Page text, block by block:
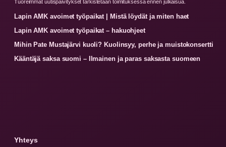
Tuoreimmat uutispaivitykset tarkistetaan toimituksessa ennen julkaisua.
Lapin AMK avoimet työpaikat | Mistä löydät ja miten haet
Lapin AMK avoimet työpaikat – hakuohjeet
Mihin Pate Mustajärvi kuoli? Kuolinsyy, perhe ja muistokonsertti
Kääntäjä saksa suomi – Ilmainen ja paras saksasta suomeen
Yhteys